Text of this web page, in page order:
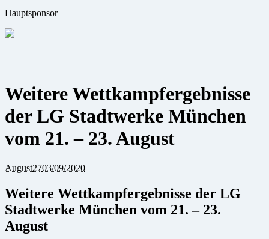
Hauptsponsor
Weitere Wettkampfergebnisse
der LG Stadtwerke München
vom 21. – 23. August
August2703/09/2020
Weitere Wettkampfergebnisse der LG
Stadtwerke München vom 21. – 23.
August